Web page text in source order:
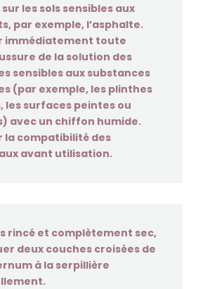
les sols sensibles aux
par exemple, l’asphalte.
immédiatement toute
de la solution des
sensibles aux substances
(par exemple, les plinthes
les surfaces peintes ou
avec un chiffon humide.
la compatibilité des
avant utilisation.
rincé et complètement sec,
deux couches croisées de
à la serpillière